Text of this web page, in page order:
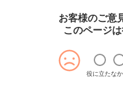
お客様のご意
このページ
役に立たな